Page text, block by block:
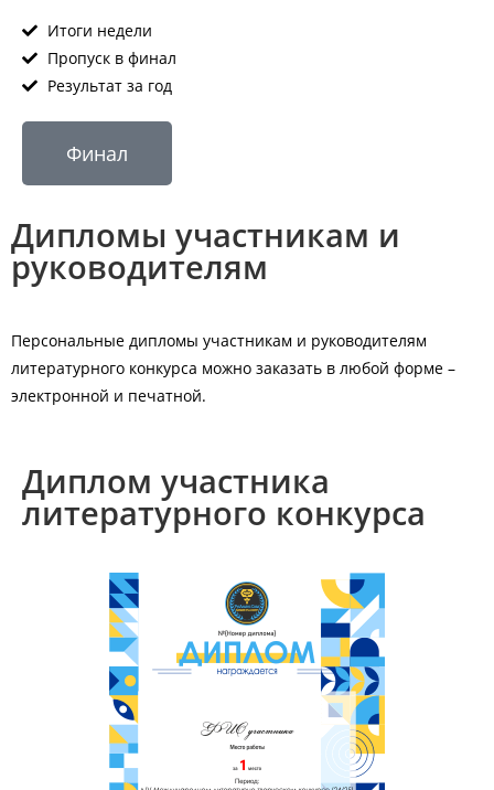
Итоги недели
Пропуск в финал
Результат за год
Финал
Дипломы участникам и
руководителям
Персональные дипломы участникам и руководителям
литературного конкурса можно заказать в любой форме –
электронной и печатной.
Диплом участника
литературного конкурса